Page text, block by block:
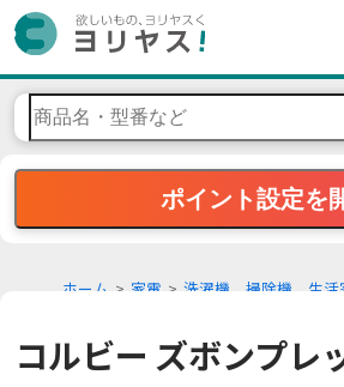
ポイント設定を
ホーム 家電 洗濯機、掃除機、生活
コルビー ズボンプレ